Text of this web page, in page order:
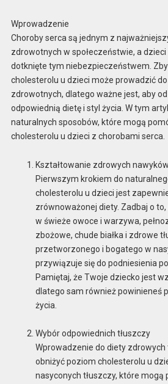
Wprowadzenie
Choroby serca są jednym z
zdrowotnych w społeczeństwie, a
dotknięte tym niebezpieczeństwem.
cholesterolu u dzieci może prowadzić
zdrowotnych, dlatego ważne jest, aby
odpowiednią dietę i styl życia. W tym
naturalnych sposobów, które mogą
cholesterolu u dzieci z chorobami serca.
Kształtowanie zdrowych
Pierwszym krokiem do
cholesterolu u dzieci jest
zrównoważonej diety. Zadbaj o to,
w świeże owoce i warzywa,
zbożowe, chude białka i zdrowe
przetworzonego i bogatego w
przywiązuje się do podniesienia
Pamiętaj, że Twoje dziecko jest
dlatego sam również powinieneś
życia.
Wybór odpowiednich tłuszczy
Wprowadzenie do diety
obniżyć poziom cholesterolu u
nasyconych tłuszczy, które mogą